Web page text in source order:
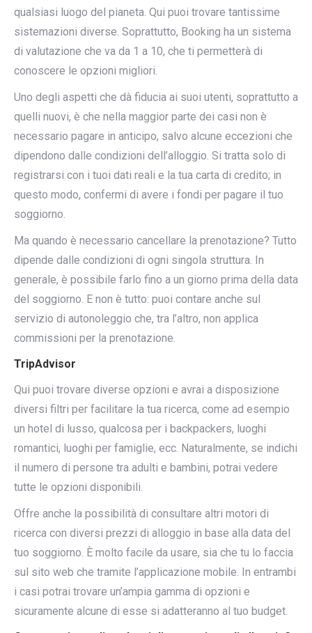
qualsiasi luogo del pianeta. Qui puoi trovare tantissime
sistemazioni diverse. Soprattutto, Booking ha un sistema
di valutazione che va da 1 a 10, che ti permetterà di
conoscere le opzioni migliori.
Uno degli aspetti che dà fiducia ai suoi utenti, soprattutto a
quelli nuovi, è che nella maggior parte dei casi non è
necessario pagare in anticipo, salvo alcune eccezioni che
dipendono dalle condizioni dell’alloggio. Si tratta solo di
registrarsi con i tuoi dati reali e la tua carta di credito; in
questo modo, confermi di avere i fondi per pagare il tuo
soggiorno.
Ma quando è necessario cancellare la prenotazione? Tutto
dipende dalle condizioni di ogni singola struttura. In
generale, è possibile farlo fino a un giorno prima della data
del soggiorno. E non è tutto: puoi contare anche sul
servizio di autonoleggio che, tra l’altro, non applica
commissioni per la prenotazione.
TripAdvisor
Qui puoi trovare diverse opzioni e avrai a disposizione
diversi filtri per facilitare la tua ricerca, come ad esempio
un hotel di lusso, qualcosa per i backpackers, luoghi
romantici, luoghi per famiglie, ecc. Naturalmente, se indichi
il numero di persone tra adulti e bambini, potrai vedere
tutte le opzioni disponibili.
Offre anche la possibilità di consultare altri motori di
ricerca con diversi prezzi di alloggio in base alla data del
tuo soggiorno. È molto facile da usare, sia che tu lo faccia
sul sito web che tramite l’applicazione mobile. In entrambi
i casi potrai trovare un’ampia gamma di opzioni e
sicuramente alcune di esse si adatteranno al tuo budget.